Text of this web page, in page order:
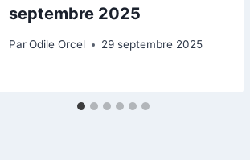
septembre 2025
Par Odile Orcel 29 septembre 2025